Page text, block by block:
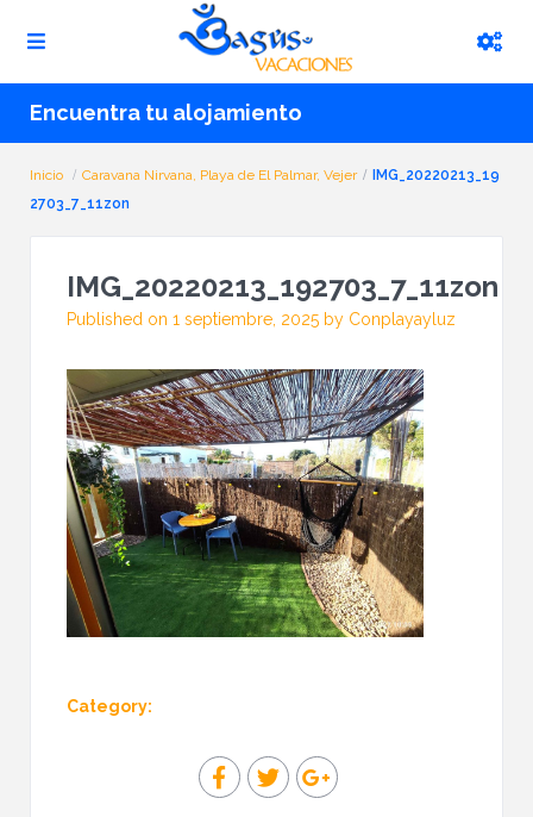
Encuentra tu alojamiento
Inicio Caravana Nirvana, Playa de El Palmar, Vejer
IMG_20220213_19
2703_7_11zon
IMG_20220213_192703_7_11zon
Published on 1 septiembre, 2025 by Conplayayluz
Category: